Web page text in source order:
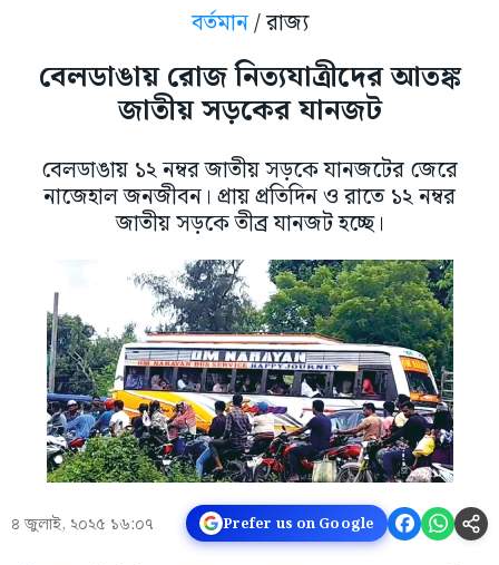
বর্তমান/ রাজ্য
বেলডাঙায় রোজ নিত্যযাত্রীদের আতঙ্ক
জাতীয় সড়কের যানজট
বেলডাঙায় ১২ নম্বর জাতীয় সড়কে যানজটের জেরে
নাজেহাল জনজীবন। প্রায় প্রতিদিন ও রাতে ১২ নম্বর
জাতীয় সড়কে তীব্র যানজট হচ্ছে।
৪ জুলাই, ২০২৫ ১৬:০৭ Prefer us on Google